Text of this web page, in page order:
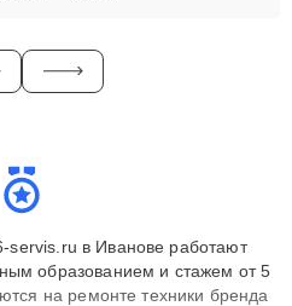
servis.ru в Иванове работают
образованием и стажем от 5
на ремонте техники бренда